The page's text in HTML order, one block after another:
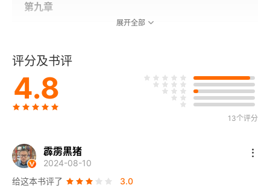
第九章
第十一章
第十二章
第十四章
第十五章
展开全部
评分及书评
4.8
13个评分
霹雳黑猪
2024-08-10
给这本书评了
3.0